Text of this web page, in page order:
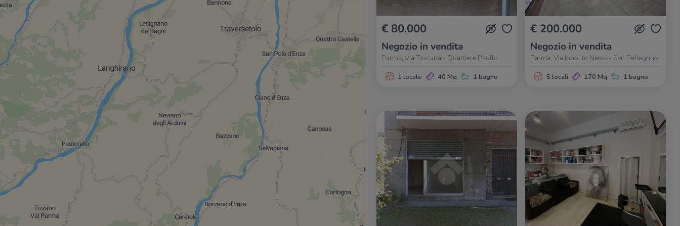
€ 80.000
Negozio in vendita
Parma, Via Toscana - Quartiere Paullo
1 locale 40 Mq 1 bagno
€ 200.000
Negozio in vendita
Parma, Via Ippolito Nievo - San Pellegrino
5 locali 170 Mq 1 bagno